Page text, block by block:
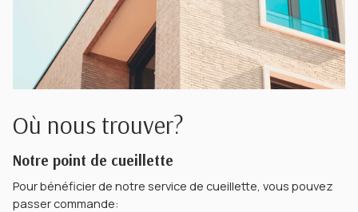
Où nous trouver?
Notre point de cueillette
Pour bénéficier de notre service de cueillette, vous pouvez
passer commande: